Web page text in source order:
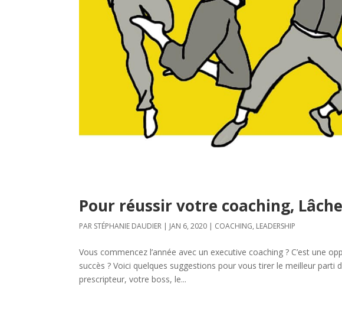
Pour réussir votre coaching,
PAR STÉPHANIE DAUDIER | JAN 6, 2020 | COACHING, LEADERSHIP
Vous commencez l’année avec un executive coaching ? C’est une
succès ? Voici quelques suggestions pour vous tirer le meilleur parti
prescripteur, votre boss, le...